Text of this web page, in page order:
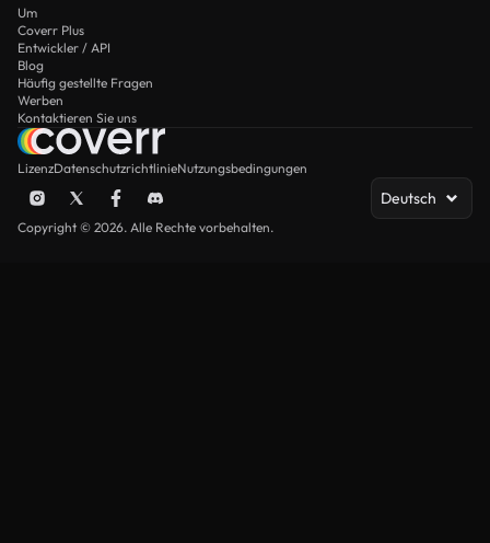
Um
Coverr Plus
Entwickler / API
Blog
Häufig gestellte Fragen
Werben
Kontaktieren Sie uns
LizenzDatenschutzrichtlinieNutzungsbedingungen
Deutsch
Copyright © 2026. Alle Rechte vorbehalten.